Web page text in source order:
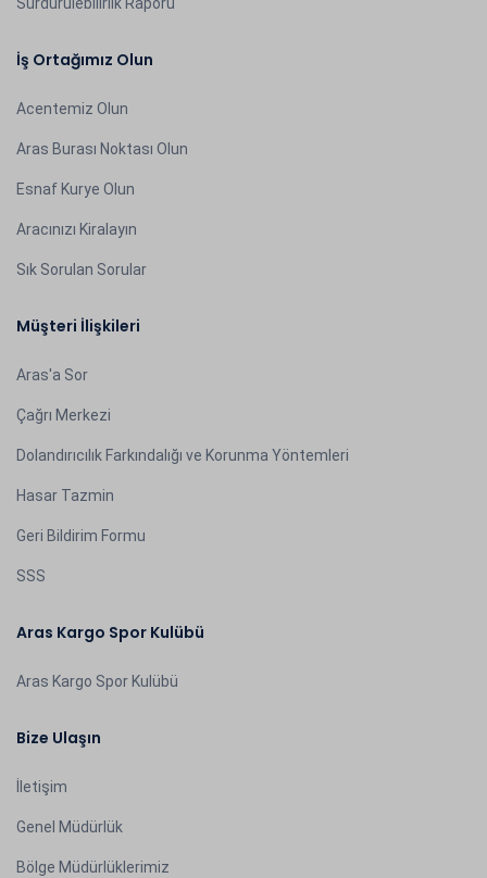
Sürdürülebilirlik Raporu
İş Ortağımız Olun
Acentemiz Olun
Aras Burası Noktası Olun
Esnaf Kurye Olun
Aracınızı Kiralayın
Sık Sorulan Sorular
Müşteri İlişkileri
Aras'a Sor
Çağrı Merkezi
Dolandırıcılık Farkındalığı ve Korunma Yöntemleri
Hasar Tazmin
Geri Bildirim Formu
SSS
Aras Kargo Spor Kulübü
Aras Kargo Spor Kulübü
Bize Ulaşın
İletişim
Genel Müdürlük
Bölge Müdürlüklerimiz